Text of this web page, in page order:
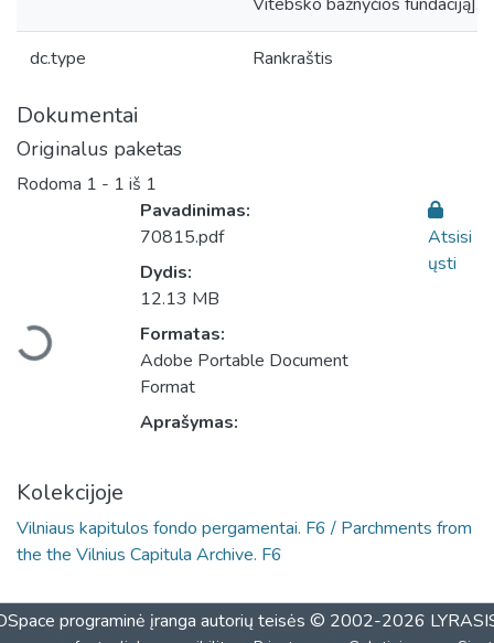
dc.type Rankraštis
Dokumentai
Originalus paketas
Rodoma 1 - 1 iš 1
Įkeliama...
Pavadinimas:
70815.pdf
Dydis:
12.13 MB
Formatas:
Adobe Portable Document
Format
Aprašymas:
Atsisi
ųsti
Kolekcijoje
Vilniaus kapitulos fondo pergamentai. F6 / Parchments from
the the Vilnius Capitula Archive. F6
programinė įranga autorių teisės © 2002-2026